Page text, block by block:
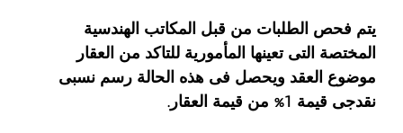
يتم فحص الطلبات من قبل المكاتب الهندسية
المختصة التى تعينها المأمورية للتاكد من العقار
موضوع العقد ويحصل فى هذه الحالة رسم نسبى
نقدجى قيمة 1% من قيمة العقار.